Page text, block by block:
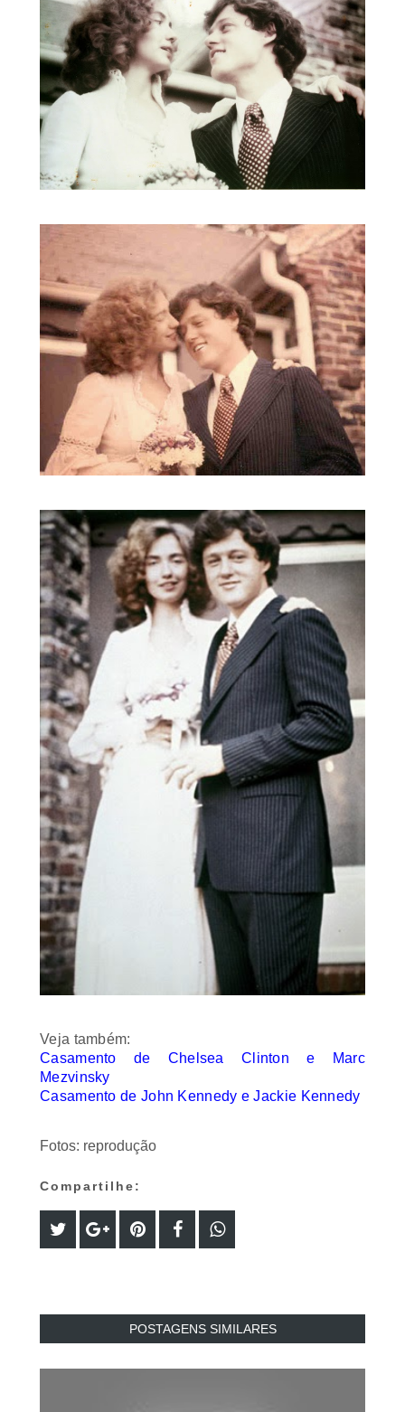
Veja também:
Casamento de Chelsea Clinton e Marc
Mezvinsky
Casamento de John Kennedy e Jackie Kennedy
Fotos: reprodução
Compartilhe:
POSTAGENS SIMILARES